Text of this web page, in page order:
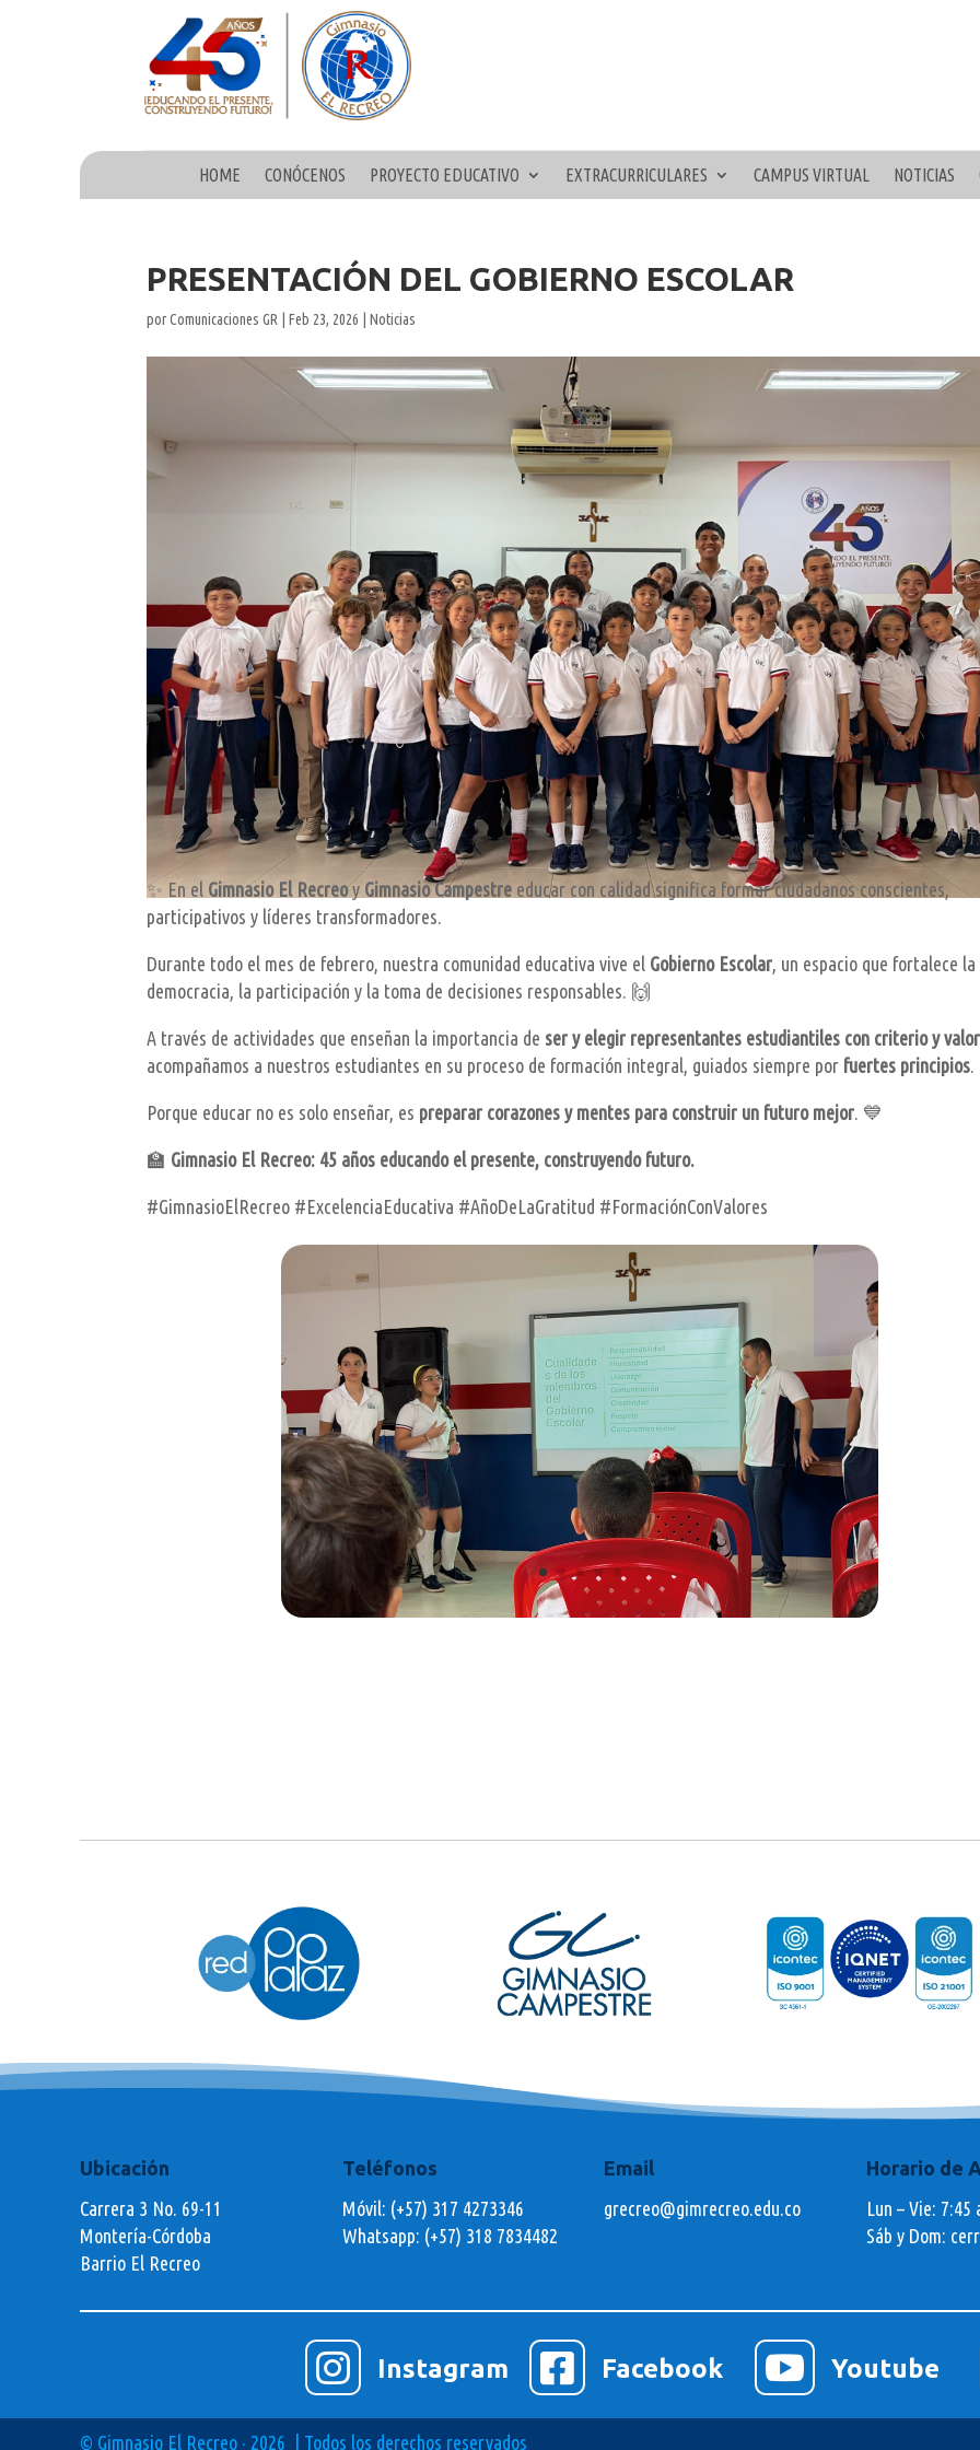
HOME CONÓCENOS PROYECTO EDUCATIVO EXTRACURRICULARES CAMPUS VIRTUAL NOTICIAS
PRESENTACIÓN DEL GOBIERNO ESCOLAR
porComunicaciones GR |Feb 23, 2026 |Noticias
✨ En el Gimnasio El Recreoy Gimnasio Campestre educar con calidad significa formar ciudadanos conscientes,
participativos y líderes transformadores.
Durante todo el mes de febrero, nuestra comunidad educativa vive el Gobierno Escolar, un espacio que fortalece la
democracia, la participación y la toma de decisiones responsables. 🙌
A través de actividades que enseñan la importancia de ser y elegir representantes estudiantiles con criterio y
acompañamos a nuestros estudiantes en su proceso de formación integral, guiados siempre por fuertes principios.
Porque educar no es solo enseñar, es preparar corazones y mentes para construir un futuro mejor. 💙
🏫 Gimnasio El Recreo: 45 años educando el presente, construyendo futuro.
#GimnasioElRecreo #ExcelenciaEducativa #AñoDeLaGratitud #FormaciónConValores
Ubicación
Carrera 3 No. 69-11
Montería-Córdoba
Barrio El Recreo
Teléfonos
Móvil: (+57) 317 4273346
Whatsapp: (+57) 318 7834482
Email
grecreo@gimrecreo.edu.co
Horario de
Lun – Vie: 7:45
Sáb y Dom:
 Instagram  Facebook  Youtube
© Gimnasio El Recreo · 2026 | Todos los derechos reservados